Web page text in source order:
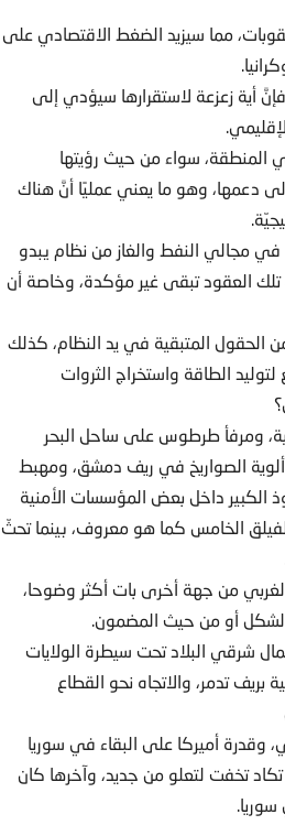
مما سيزيد الضغط الاقتصادي على
أية زعزعة لاستقرارها سيؤدي إلى
المنطقة، سواء من حيث رؤيتها
دعمها، وهو ما يعني عمليًا أنَّ هناك
مجالي النفط والغاز من نظام يبدو
تلك العقود تبقى غير مؤكدة، وخاصة أن
الحقول المتبقية في يد النظام، كذلك
الطاقة واستخراج الثروات
ومرفأ طرطوس على ساحل البحر
الصواريخ في ريف دمشق، ومهبط
طبعاً إلى النفوذ الكبير داخل بعض المؤسسات الأمنية
الثالثة والفرقة 25 المشكلة حديثاً، والفيلق الخامس كما هو معروف، بينما تحثّ
من جهة أخرى بات أكثر وضوحا،
الشكل أو من حيث المضمون.
شرقي البلاد تحت سيطرة الولايات
تدمر، والاتجاه نحو القطاع
وقدرة أميركا على البقاء في سوريا
تخفت لتعلو من جديد، وآخرها كان